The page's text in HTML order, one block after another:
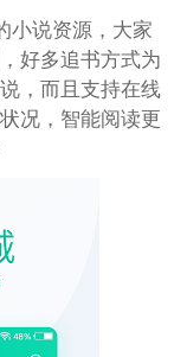
小说资源，大家
好多追书方式为
，而且支持在线
况，智能阅读更